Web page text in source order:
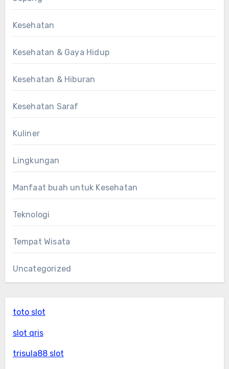
Kesehatan
Kesehatan & Gaya Hidup
Kesehatan & Hiburan
Kesehatan Saraf
Kuliner
Lingkungan
Manfaat buah untuk Kesehatan
Teknologi
Tempat Wisata
Uncategorized
toto slot
slot qris
trisula88 slot